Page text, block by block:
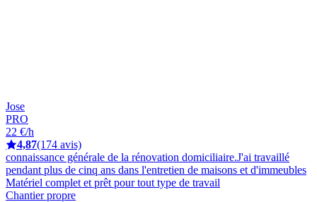
Jose
PRO
22 €/h
4,87(174 avis)
connaissance générale de la rénovation domiciliaire.J'ai travaillé
pendant plus de cinq ans dans l'entretien de maisons et d'immeubles
Matériel complet et prêt pour tout type de travail
Chantier propre